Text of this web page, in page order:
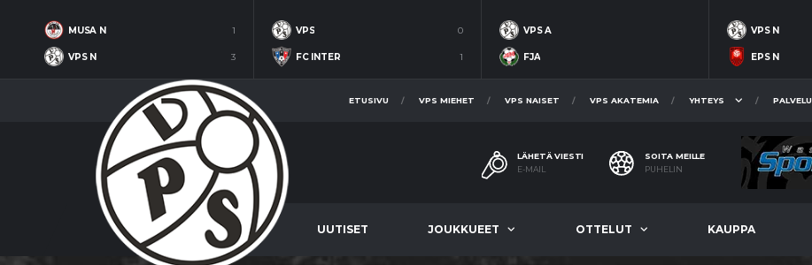
MUSA N 1
VPS N 3
VPS 0
FC INTER 1
VPS A
FJA
VPS N
EPS N
ETUSIVU VPS MIEHET VPS NAISET VPS AKATEMIA YHTEYS
LÄHETÄ VIESTI
E-MAIL
SOITA MEILLE
PUHELIN
UUTISET JOUKKUEET OTTELUT KAUPPA